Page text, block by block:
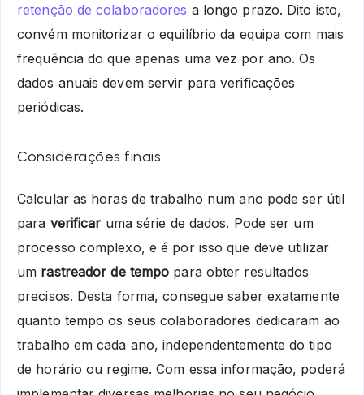
retenção de colaboradores a longo prazo. Dito isto,
convém monitorizar o equilíbrio da equipa com mais
frequência do que apenas uma vez por ano. Os
dados anuais devem servir para verificações
periódicas.
Considerações finais
Calcular as horas de trabalho num ano pode ser útil
para verificar uma série de dados. Pode ser um
processo complexo, e é por isso que deve utilizar
um rastreador de tempo para obter resultados
precisos. Desta forma, consegue saber exatamente
quanto tempo os seus colaboradores dedicaram ao
trabalho em cada ano, independentemente do tipo
de horário ou regime. Com essa informação, poderá